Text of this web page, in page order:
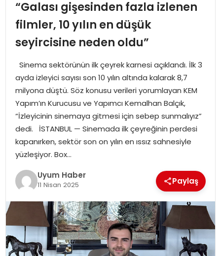
SPOR
TEKNOLOJI
SAĞLIK
MAGAZIN
YAŞAM
“Galası gişesinden fazla izlenen
filmler, 10 yılın en düşük
seyircisine neden oldu”
Sinema sektörünün ilk çeyrek karnesi açıklandı. İlk 3
ayda izleyici sayısı son 10 yılın altında kalarak 8,7
milyona düştü. Söz konusu verileri yorumlayan KEM
Yapım’ın Kurucusu ve Yapımcı Kemalhan Balçık,
“İzleyicinin sinemaya gitmesi için sebep sunmalıyız”
dedi. İSTANBUL — Sinemada ilk çeyreğinin perdesi
kapanırken, sektör son on yılın en ıssız sahnesiyle
yüzleşiyor. Box…
Uyum Haber
11 Nisan 2025 Paylaş